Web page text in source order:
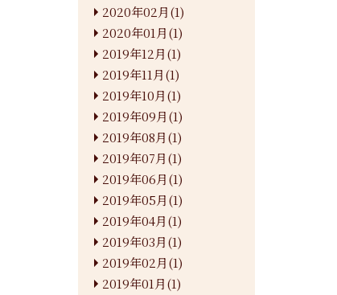
2020年02月(1)
2020年01月(1)
2019年12月(1)
2019年11月(1)
2019年10月(1)
2019年09月(1)
2019年08月(1)
2019年07月(1)
2019年06月(1)
2019年05月(1)
2019年04月(1)
2019年03月(1)
2019年02月(1)
2019年01月(1)